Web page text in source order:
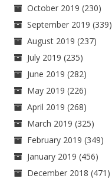
October 2019 (230)
September 2019 (339)
August 2019 (237)
July 2019 (235)
June 2019 (282)
May 2019 (226)
April 2019 (268)
March 2019 (325)
February 2019 (349)
January 2019 (456)
December 2018 (471)